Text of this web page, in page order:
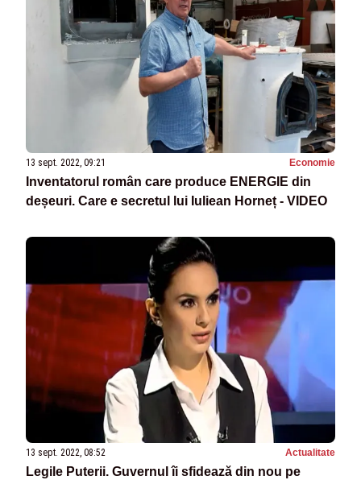
13 sept. 2022, 09:21 Economie
Inventatorul român care produce ENERGIE din
deșeuri. Care e secretul lui Iuliean Horneț - VIDEO
13 sept. 2022, 08:52 Actualitate
Legile Puterii. Guvernul îi sfidează din nou pe